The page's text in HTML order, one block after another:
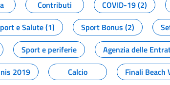
Contributi COVID-19 (2)
e Salute (1) Sport Bonus (2)
Sport e periferie Agenzia delle
2019 Calcio Finali Beach